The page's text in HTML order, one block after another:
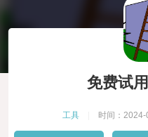
免费试
工具 时间：2024-